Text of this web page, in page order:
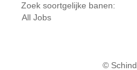
Zoek soortgelijke banen:
All Jobs
©